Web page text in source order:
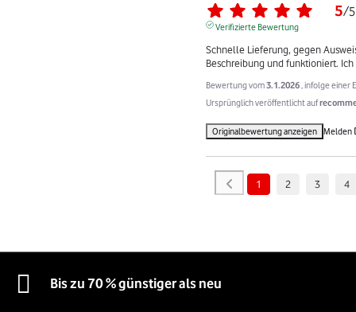
5/5
Verifizierte Bewertung
Schnelle Lieferung, gegen
Beschreibung und funktioniert.
Bewertung vom3.1.2026 , infolge einer
Ursprünglich veröffentlicht auf
Originalbewertung anzeigen Melden
1 2 3 4
Bis zu 70 % günstiger als neu